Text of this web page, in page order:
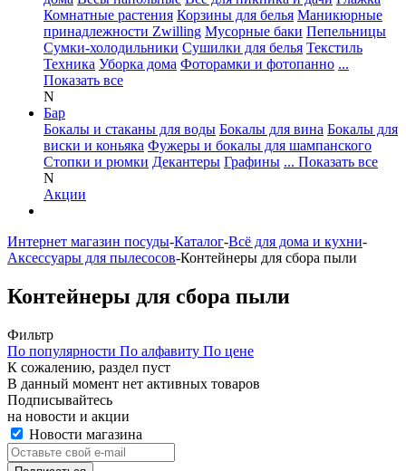
Комнатные растения Корзины для белья Маникюрные
принадлежности Zwilling Мусорные баки Пепельницы
Сумки-холодильники Сушилки для белья Текстиль
Техника Уборка дома Фоторамки и фотопанно ...
Показать все
N
Бар
Бокалы и стаканы для воды Бокалы для вина Бокалы для
виски и коньяка Фужеры и бокалы для шампанского
Стопки и рюмки Декантеры Графины ... Показать все
N
Акции
Интернет магазин посуды-Каталог-Всё для дома и кухни-
Аксессуары для пылесосов-Контейнеры для сбора пыли
Контейнеры для сбора пыли
Фильтр
По популярности По алфавиту По цене
К сожалению, раздел пуст
В данный момент нет активных товаров
Подписывайтесь
на новости и акции
Новости магазина